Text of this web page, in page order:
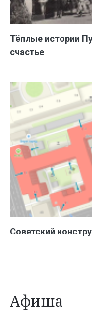
Тёплые истории
счастье
Советский
Афиша